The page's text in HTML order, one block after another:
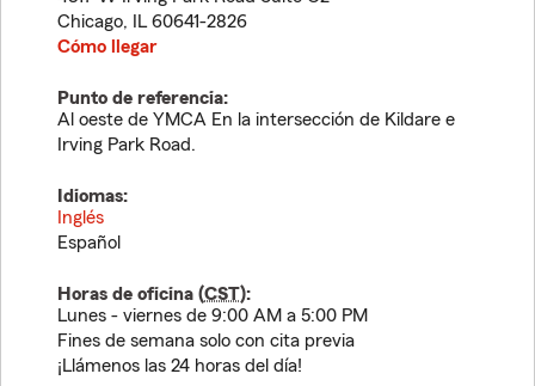
Chicago, IL 60641-2826
Cómo llegar
Punto de referencia:
Al oeste de YMCA En la intersección de Kildare e
Irving Park Road.
Idiomas:
Inglés
Español
Horas de oficina (CST):
Lunes - viernes de 9:00 AM a 5:00 PM
Fines de semana solo con cita previa
¡Llámenos las 24 horas del día!